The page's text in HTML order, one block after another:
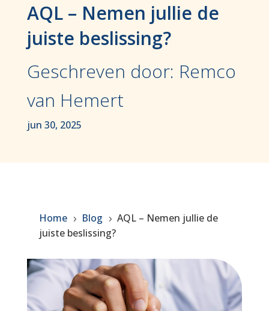
AQL – Nemen jullie de
juiste beslissing?
Geschreven door: Remco
van Hemert
jun 30, 2025
Home 5 Blog 5 AQL – Nemen jullie de
juiste beslissing?